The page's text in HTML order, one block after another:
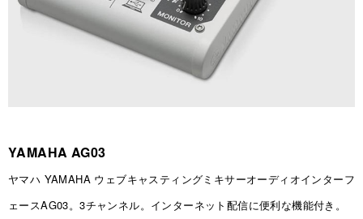
YAMAHA AG03
ヤマハ YAMAHA ウェブキャスティングミキサーオーディオインターフ
ェースAG03。3チャンネル。インターネット配信に便利な機能付き。